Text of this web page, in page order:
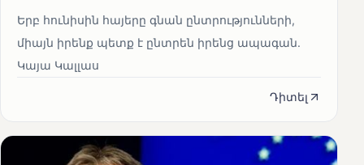
Երբ հունիսին հայերը գնան ընտրությունների,
միայն իրենք պետք է ընտրեն իրենց ապագան.
Կայա Կալլաս
Դիտել